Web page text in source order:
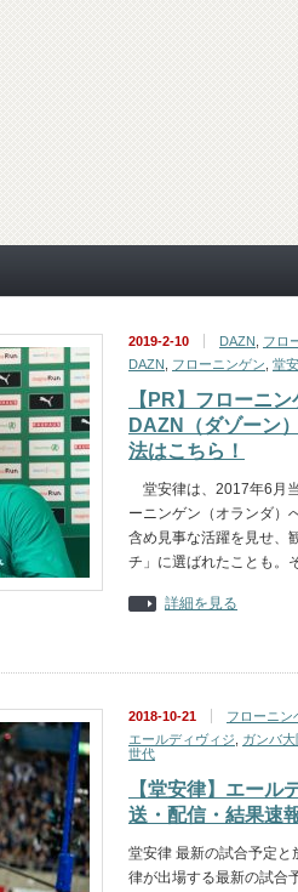
2019-2-10 DAZN フロ
DAZN
フローニンゲン 堂
【PR】フローニ
DAZN（ダゾーン
法はこちら！
堂安律は、2017年6月
ーニンゲン（オランダ）
含め見事な活躍を見せ、
チ」に選ばれたことも。
詳細を見る
2018-10-21 フローニン
エールディヴィジ
ガンバ大
世代
【堂安律】エール
送・配信・結果速
堂安律 最新の試合予定
律が出場する最新の試合